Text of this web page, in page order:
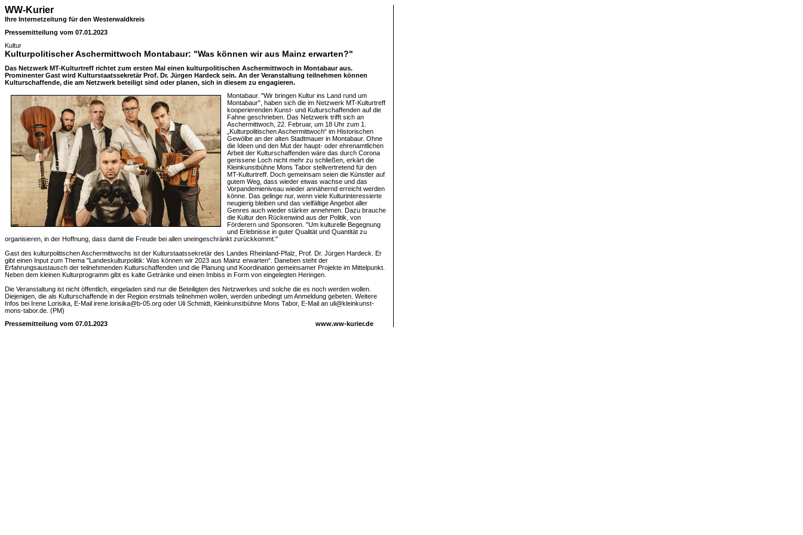
WW-Kurier
Ihre Internetzeitung für den Westerwaldkreis
Pressemitteilung vom 07.01.2023
Kultur
Kulturpolitischer Aschermittwoch Montabaur: "Was können wir aus Mainz erwarten?"
Das Netzwerk MT-Kulturtreff richtet zum ersten Mal einen kulturpolitischen Aschermittwoch in Montabaur aus.
Prominenter Gast wird Kulturstaatssekretär Prof. Dr. Jürgen Hardeck sein. An der Veranstaltung teilnehmen können
Kulturschaffende, die am Netzwerk beteiligt sind oder planen, sich in diesem zu engagieren.
Montabaur. "Wir bringen Kultur ins Land rund um
Montabaur", haben sich die im Netzwerk MT-Kulturtreff
kooperierenden Kunst- und Kulturschaffenden auf die
Fahne geschrieben. Das Netzwerk trifft sich an
Aschermittwoch, 22. Februar, um 18 Uhr zum 1.
„Kulturpolitischen Aschermittwoch“ im Historischen
Gewölbe an der alten Stadtmauer in Montabaur. Ohne
die Ideen und den Mut der haupt- oder ehrenamtlichen
Arbeit der Kulturschaffenden wäre das durch Corona
gerissene Loch nicht mehr zu schließen, erkärt die
Kleinkunstbühne Mons Tabor stellvertretend für den
MT-Kulturtreff. Doch gemeinsam seien die Künstler auf
gutem Weg, dass wieder etwas wachse und das
Vorpandemieniveau wieder annähernd erreicht werden
könne. Das gelinge nur, wenn viele Kulturinteressierte
neugierig bleiben und das vielfältige Angebot aller
Genres auch wieder stärker annehmen. Dazu brauche
die Kultur den Rückenwind aus der Politik, von
Förderern und Sponsoren. "Um kulturelle Begegnung
und Erlebnisse in guter Qualität und Quantität zu
organisieren, in der Hoffnung, dass damit die Freude bei allen uneingeschränkt zurückkommt."
Gast des kulturpolitischen Aschermittwochs ist der Kulturstaatssekretär des Landes Rheinland-Pfalz, Prof. Dr. Jürgen Hardeck. Er
gibt einen Input zum Thema "Landeskulturpolitik: Was können wir 2023 aus Mainz erwarten“. Daneben steht der
Erfahrungsaustausch der teilnehmenden Kulturschaffenden und die Planung und Koordination gemeinsamer Projekte im Mittelpunkt.
Neben dem kleinen Kulturprogramm gibt es kalte Getränke und einen Imbiss in Form von eingelegten Heringen.
Die Veranstaltung ist nicht öffentlich, eingeladen sind nur die Beteiligten des Netzwerkes und solche die es noch werden wollen.
Diejenigen, die als Kulturschaffende in der Region erstmals teilnehmen wollen, werden unbedingt um Anmeldung gebeten. Weitere
Infos bei Irene Lorisika, E-Mail irene.lorisika@b-05.org oder Uli Schmidt, Kleinkunstbühne Mons Tabor, E-Mail an uli@kleinkunst-
mons-tabor.de. (PM)
Pressemitteilung vom 07.01.2023
www.ww-kurier.de